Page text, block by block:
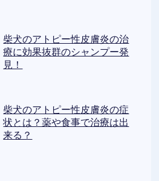
柴犬のアトピー性皮膚炎の治
療に効果抜群のシャンプー発
見！
柴犬のアトピー性皮膚炎の症
状とは？薬や食事で治療は出
来る？